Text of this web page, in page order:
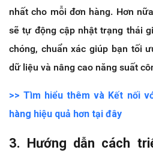
nhất cho mỗi đơn hàng. Hơn
sẽ tự động cập nhật trạng thái
chóng, chuẩn xác giúp bạn tối
dữ liệu và nâng cao năng suất
>> Tìm hiểu thêm và Kết nối
hàng hiệu quả hơn tại đây
3. Hướng dẫn cách